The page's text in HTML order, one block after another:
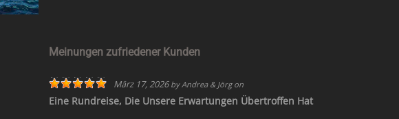
Meinungen zufriedener Kunden
März 17, 2026by Andrea & Jörgon
Eine Rundreise, Die Unsere Erwartungen Übertroffen Hat